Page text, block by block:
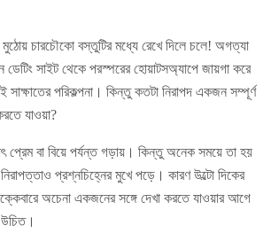
চারচৌকো বস্তুটির মধ্যে রেখে দিলে চলে! অগত্যা
সাইট থেকে পরস্পরের হোয়াটসঅ্যাপে জায়গা করে
সাক্ষাতের পরিকল্পনা। কিন্তু কতটা নিরাপদ একজন সম্পূর্ণ
যাওয়া?
প্রেম বা বিয়ে পর্যন্ত গড়ায়। কিন্তু অনেক সময়ে তা হয়
প্রশ্নচিহ্নের মুখে পড়ে। কারণ উল্টো দিকের
অচেনা একজনের সঙ্গে দেখা করতে যাওয়ার আগে
উচিত।